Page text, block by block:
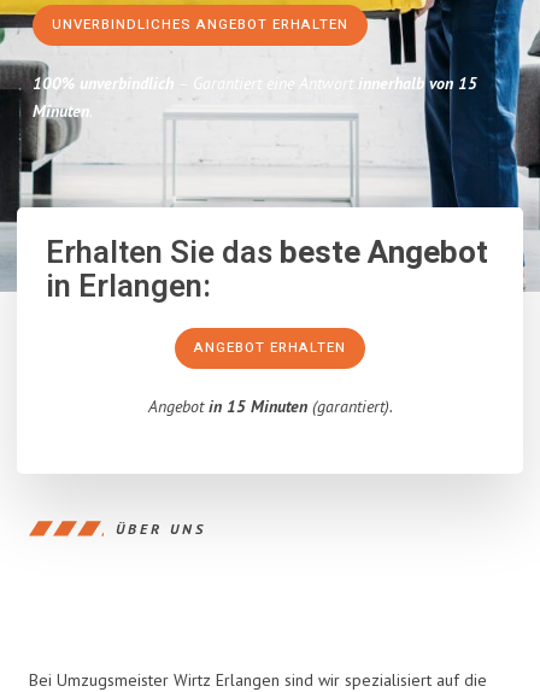
UNVERBINDLICHES ANGEBOT ERHALTEN
100% unverbindlich – Garantiert eine Antwort innerhalb von 15
Minuten.
Erhalten Sie dasbeste Angebot
in Erlangen:
ANGEBOT ERHALTEN
Angebotin 15 Minuten(garantiert).
ÜBER UNS
Bei Umzugsmeister Wirtz Erlangen sind wir spezialisiert auf die